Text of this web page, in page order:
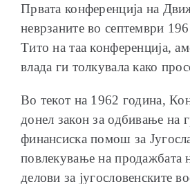
Првата конференција на
неврзаните во септември
Тито на таа конференција,
влада ги толкувала како
Во текот на 1962 година,
донел закон за одбивање на
финансиска помош за
повлекување на продажбата
делови за југословенските